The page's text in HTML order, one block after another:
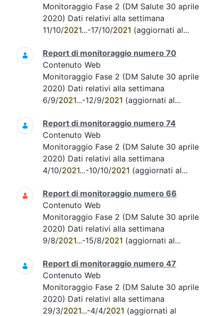
Monitoraggio Fase 2 (DM Salute 30 aprile
2020) Dati relativi alla settimana
11/10/2021...-17/10/2021 (aggiornati al...
Report di monitoraggio numero 70
Contenuto Web
Monitoraggio Fase 2 (DM Salute 30 aprile
2020) Dati relativi alla settimana
6/9/2021...-12/9/2021 (aggiornati al...
Report di monitoraggio numero 74
Contenuto Web
Monitoraggio Fase 2 (DM Salute 30 aprile
2020) Dati relativi alla settimana
4/10/2021...-10/10/2021 (aggiornati al...
Report di monitoraggio numero 66
Contenuto Web
Monitoraggio Fase 2 (DM Salute 30 aprile
2020) Dati relativi alla settimana
9/8/2021...-15/8/2021 (aggiornati al...
Report di monitoraggio numero 47
Contenuto Web
Monitoraggio Fase 2 (DM Salute 30 aprile
2020) Dati relativi alla settimana
29/3/2021...-4/4/2021 (aggiornati al